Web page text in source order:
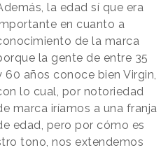
la edad sí que era
en cuanto a
de la marca
la gente de entre 35
60 años conoce bien Virgin,
lo cual, por notoriedad
marca iríamos a una franja
edad, pero por cómo es
tono, nos extendemos